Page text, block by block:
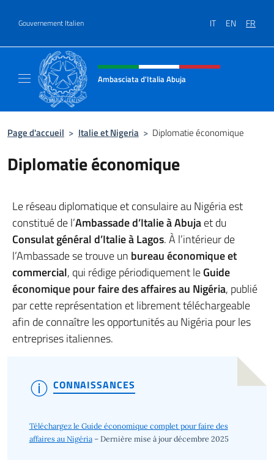
Gouvernement Italien IT EN FR
Site Web, social et en-tête de
Ambasciata d'Italia Abuja
Page d'accueil > Italie et Nigeria > Diplomatie économique
Diplomatie économique
Le réseau diplomatique et consulaire au Nigéria est
constitué de l’Ambassade d’Italie à Abujaet du
Consulat général d’Italie à Lagos. À l’intérieur de
l’Ambassade se trouve un bureau économique et
commercial, qui rédige périodiquement leGuide
économique pour faire des affaires au Nigéria, publié
par cette représentation et librement téléchargeable
afin de connaître les opportunités au Nigéria pour les
entreprises italiennes.
CONNAISSANCES
Téléchargez le Guide économique complet pour faire des
affaires au Nigéria– Dernière mise à jour décembre 2025